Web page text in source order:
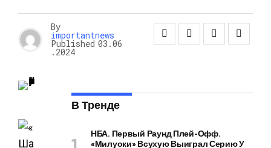
By
importantnews
Published 03.06
.2024
В Тренде
НБА. Первый Раунд Плей-Офф.
«Милуоки» Всухую Выиграл Серию У